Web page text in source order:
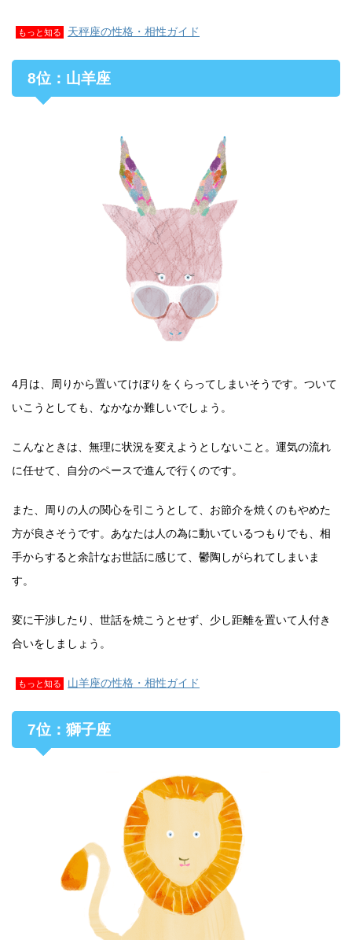
もっと知る 天秤座の性格・相性ガイド
8位：山羊座
4月は、周りから置いてけぼりをくらってしまいそうです。ついて
いこうとしても、なかなか難しいでしょう。
こんなときは、無理に状況を変えようとしないこと。運気の流れ
に任せて、自分のペースで進んで行くのです。
また、周りの人の関心を引こうとして、お節介を焼くのもやめた
方が良さそうです。あなたは人の為に動いているつもりでも、相
手からすると余計なお世話に感じて、鬱陶しがられてしまいま
す。
変に干渉したり、世話を焼こうとせず、少し距離を置いて人付き
合いをしましょう。
もっと知る 山羊座の性格・相性ガイド
7位：獅子座